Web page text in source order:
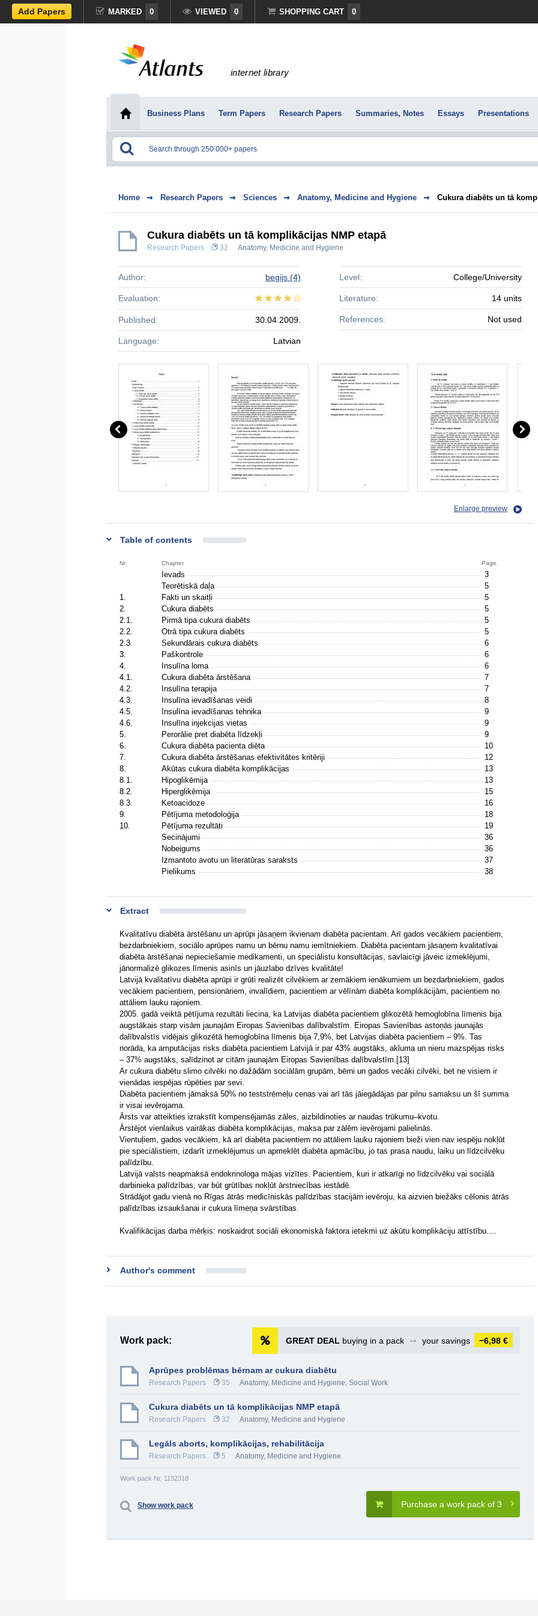
Add Papers MARKED 0 VIEWED 0 SHOPPING CART 0
internet library
Business Plans Term Papers Research Papers Summaries, Notes Essays Presentations
Home Research Papers Sciences Anatomy, Medicine and Hygiene Cukura diabēts un tā
Cukura diabēts un tā komplikācijas NMP etapā
Research Papers 32 Anatomy, Medicine and Hygiene
Author: begijs (4)
Evaluation:
Published: 30.04.2009.
Language: Latvian
Level: College/University
Literature: 14 units
References: Not used
Enlarge preview
Table of contents
Nr. Chapter Page.
Ievads
3
Teorētiskā daļa
5
1.
Fakti un skaitļi
5
2.
Cukura diabēts
5
2.1.
Pirmā tipa cukura diabēts
5
2.2.
Otrā tipa cukura diabēts
5
2.3.
Sekundārais cukura diabēts
6
3.
Paškontrole
6
4.
Insulīna loma
6
4.1.
Cukura diabēta ārstēšana
7
4.2.
Insulīna terapija
7
4.3.
Insulīna ievadīšanas veidi
8
4.5.
Insulīna ievadīšanas tehnika
9
4.6.
Insulīna injekcijas vietas
9
5.
Perorālie pret diabēta līdzekļi
9
6.
Cukura diabēta pacienta diēta
10
7.
Cukura diabēta ārstēšanas efektivitātes kritēriji
12
8.
Akūtas cukura diabēta komplikācijas
13
8.1.
Hipoglikēmija
13
8.2.
Hiperglikēmija
15
8.3.
Ketoacidoze
16
9.
Pētījuma metodoloģija
18
10.
Pētījuma rezultāti
19
Secinājumi
36
Nobeigums
36
Izmantoto avotu un literatūras saraksts
37
Pielikums
38
Extract
Kvalitatīvu diabēta ārstēšanu un aprūpi jāsaņem ikvienam diabēta pacientam. Arī gados vecākiem pacientiem,
bezdarbniekiem, sociālo aprūpes namu un bērnu namu iemītniekiem. Diabēta pacientam jāsaņem kvalitatīvai
diabēta ārstēšanai nepieciešamie medikamenti, un speciālistu konsultācijas, savlaicīgi jāveic izmeklējumi,
jānormalizē glikozes līmenis asinīs un jāuzlabo dzīves kvalitāte!
Latvijā kvalitatīvu diabēta aprūpi ir grūti realizēt cilvēkiem ar zemākiem ienākumiem un bezdarbniekiem, gados
vecākiem pacientiem, pensionāriem, invalīdiem, pacientiem ar vēlīnām diabēta komplikācijām, pacientiem no
attāliem lauku rajoniem.
2005. gadā veiktā pētījuma rezultāti liecina, ka Latvijas diabēta pacientiem glikozētā hemoglobīna līmenis bija
augstākais starp visām jaunajām Eiropas Savienības dalībvalstīm. Eiropas Savienības astoņās jaunajās
dalībvalstīs vidējais glikozētā hemoglobīna līmenis bija 7,9%, bet Latvijas diabēta pacientiem – 9%. Tas
norāda, ka amputācijas risks diabēta pacientiem Latvijā ir par 43% augstāks, akluma un nieru mazspējas risks
– 37% augstāks, salīdzinot ar citām jaunajām Eiropas Savienības dalībvalstīm.[13]
Ar cukura diabētu slimo cilvēki no dažādām sociālām grupām, bērni un gados vecāki cilvēki, bet ne visiem ir
vienādas iespējas rūpēties par sevi.
Diabēta pacientiem jāmaksā 50% no teststrēmeļu cenas vai arī tās jāiegādājas par pilnu samaksu un šī summa
ir visai ievērojama.
Ārsts var atteikties izrakstīt kompensējamās zāles, aizbildinoties ar naudas trūkumu–kvotu.
Ārstējot vienlaikus vairākas diabēta komplikācijas, maksa par zālēm ievērojami palielinās.
Vientuļiem, gados vecākiem, kā arī diabēta pacientiem no attāliem lauku rajoniem bieži vien nav iespēju nokļūt
pie speciālistiem, izdarīt izmeklējumus un apmeklēt diabēta apmācību, jo tas prasa naudu, laiku un līdzcilvēku
palīdzību.
Latvijā valsts neapmaksā endokrinologa mājas vizītes. Pacientiem, kuri ir atkarīgi no līdzcilvēku vai sociālā
darbinieka palīdzības, var būt grūtības nokļūt ārstniecības iestādē.
Strādājot gadu vienā no Rīgas ātrās medicīniskās palīdzības stacijām ievēroju, ka aizvien biežāks cēlonis ātrās
palīdzības izsaukšanai ir cukura līmeņa svārstības.
Kvalifikācijas darba mērķis: noskaidrot sociāli ekonomiskā faktora ietekmi uz akūtu komplikāciju attīstību.…
Author's comment
Work pack: GREAT DEAL buying in a pack ➞ your savings −6,98 €
Aprūpes problēmas bērnam ar cukura diabētu
Research Papers 35 Anatomy, Medicine and Hygiene, Social Work
Cukura diabēts un tā komplikācijas NMP etapā
Research Papers 32 Anatomy, Medicine and Hygiene
Legāls aborts, komplikācijas, rehabilitācija
Research Papers 5 Anatomy, Medicine and Hygiene
Work pack Nr. 1132318
Purchase a work pack of 3
Show work pack